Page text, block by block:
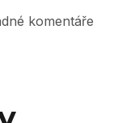
komentáře